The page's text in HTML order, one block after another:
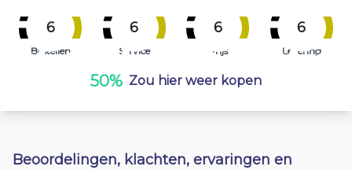
6
Bestellen
6
Service
6
Prijs
6
Levering
50% Zou hier weer kopen
Beoordelingen, klachten, ervaringen en